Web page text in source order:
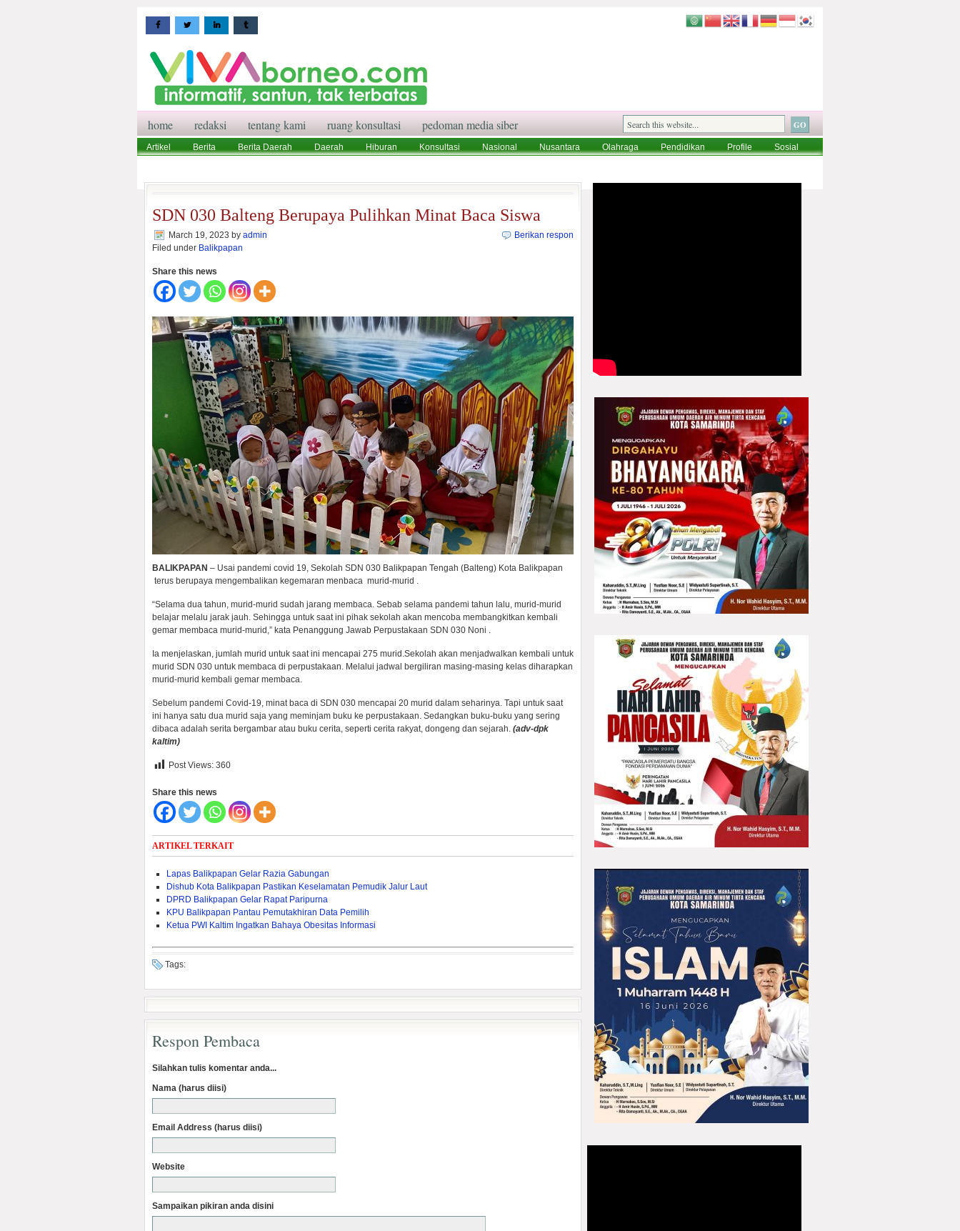
home redaksi tentang kami ruang konsultasi pedoman media siber
Artikel Berita Berita Daerah Daerah Hiburan Konsultasi Nasional Nusantara Olahraga Pendidikan Profile
Sosial
SDN 030 Balteng Berupaya Pulihkan Minat Baca Siswa
March 19, 2023 by admin
Filed under Balikpapan
Berikan respon
Share this news
BALIKPAPAN – Usai pandemi covid 19, Sekolah SDN 030 Balikpapan Tengah (Balteng) Kota Balikpapan
terus berupaya mengembalikan kegemaran menbaca murid-murid .
“Selama dua tahun, murid-murid sudah jarang membaca. Sebab selama pandemi tahun lalu, murid-murid
belajar melalu jarak jauh. Sehingga untuk saat ini pihak sekolah akan mencoba membangkitkan kembali
gemar membaca murid-murid,” kata Penanggung Jawab Perpustakaan SDN 030 Noni .
Ia menjelaskan, jumlah murid untuk saat ini mencapai 275 murid.Sekolah akan menjadwalkan kembali untuk
murid SDN 030 untuk membaca di perpustakaan. Melalui jadwal bergiliran masing-masing kelas diharapkan
murid-murid kembali gemar membaca.
Sebelum pandemi Covid-19, minat baca di SDN 030 mencapai 20 murid dalam seharinya. Tapi untuk saat
ini hanya satu dua murid saja yang meminjam buku ke perpustakaan. Sedangkan buku-buku yang sering
dibaca adalah serita bergambar atau buku cerita, seperti cerita rakyat, dongeng dan sejarah. (adv-dpk
kaltim)
Post Views: 360
Share this news
ARTIKEL TERKAIT
Lapas Balikpapan Gelar Razia Gabungan
Dishub Kota Balikpapan Pastikan Keselamatan Pemudik Jalur Laut
DPRD Balikpapan Gelar Rapat Paripurna
KPU Balikpapan Pantau Pemutakhiran Data Pemilih
Ketua PWI Kaltim Ingatkan Bahaya Obesitas Informasi
Tags:
Respon Pembaca
Silahkan tulis komentar anda...
Nama (harus diisi)
Email Address (harus diisi)
Website
Sampaikan pikiran anda disini